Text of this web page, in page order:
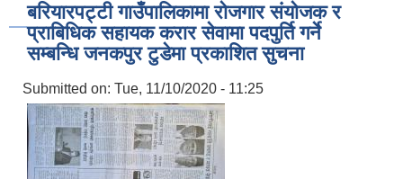
बरियारपट्टी गाउँपालिकामा राेजगार संयाेजक र
प्राबिधिक सहायक करार सेवामा पदपुर्ति गर्ने
सम्बन्धि जनकपुर टुडेमा प्रकाशित सुचना
Submitted on: Tue, 11/10/2020 - 11:25